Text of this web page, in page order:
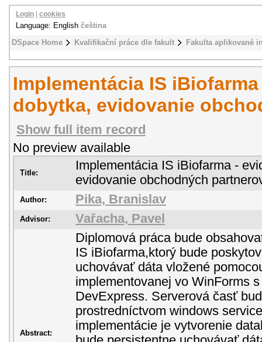
DSpace Home Kvalifikační práce dle fakult Fakulta aplikované
Login cookies
Language: English čeština
Implementácia IS
dobytka, evidovanie
Show full item record
No preview available
Title:
Implementácia IS iBiofarma -
evidovanie obchodných
Author: Pika, Branislav
Advisor: Vařacha, Pavel
Abstract:
Diplomová práca bude
IS iBiofarma,ktorý bude
uchovávať dáta vložené
implementovanej vo WinForms
DevExpress. Serverová časť
prostredníctvom windows
implementácie je vytvorenie